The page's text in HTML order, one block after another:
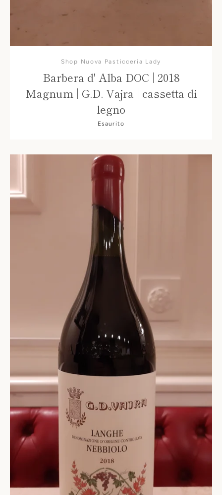
Shop Nuova Pasticceria Lady
Barbera d' Alba DOC | 2018
Magnum | G.D. Vajra | cassetta di
legno
Esaurito